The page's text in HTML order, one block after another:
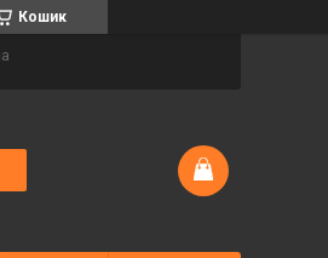
Кошик